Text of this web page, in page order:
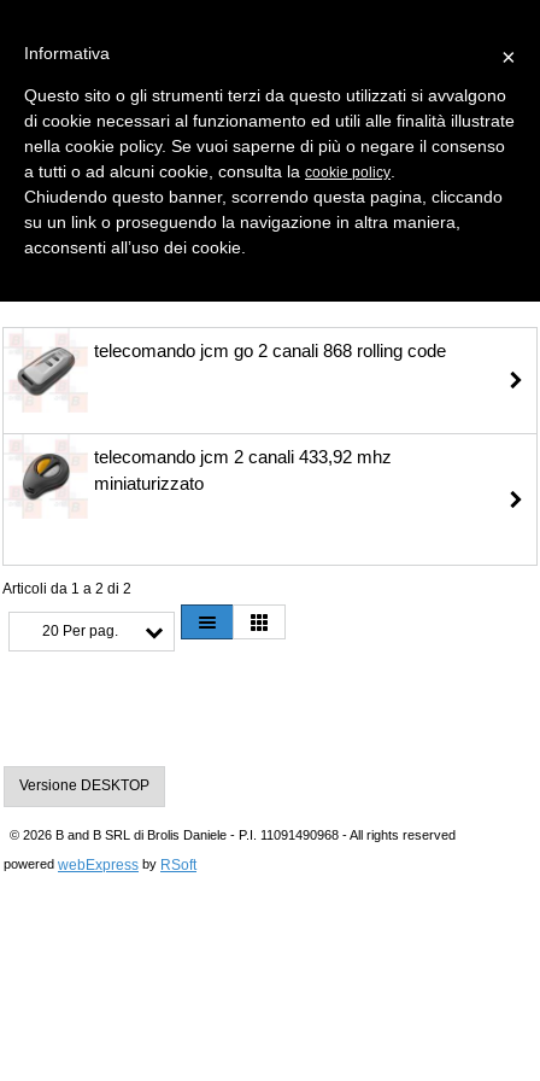
Selezione
TELECOMANDI ROLLING CODE > JCM
telecomando jcm go 2 canali 868 rolling code
telecomando jcm 2 canali 433,92 mhz
miniaturizzato
Articoli da 1 a 2 di 2
20 Per pag.
Versione DESKTOP
© 2026 B and B SRL di Brolis Daniele - P.I. 11091490968 - All rights reserved
powered webExpress by RSoft
×
Informativa
Questo sito o gli strumenti terzi da questo utilizzati si avvalgono
di cookie necessari al funzionamento ed utili alle finalità illustrate
nella cookie policy. Se vuoi saperne di più o negare il consenso
a tutti o ad alcuni cookie, consulta la cookie policy
Chiudendo questo banner, scorrendo questa pagina, cliccando
su un link o proseguendo la navigazione in altra maniera,
acconsenti all’uso dei cookie.